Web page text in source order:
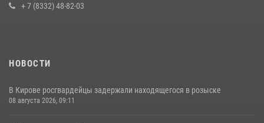
+ 7 (8332) 48-82-03
НОВОСТИ
В Кирове росгвардейцы задержали находящегося в розыске
08 августа 2026, 09:11